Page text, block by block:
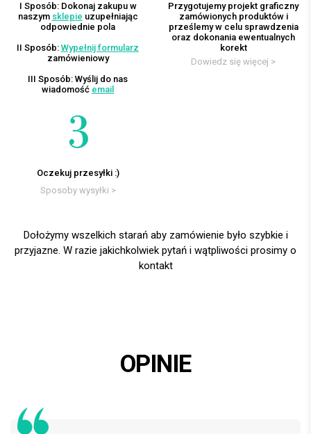
I Sposób: Dokonaj zakupu w
naszym sklepie uzupełniając
odpowiednie pola
II Sposób: Wypełnij formularz
zamówieniowy
III Sposób: Wyślij do nas
wiadomość email
Przygotujemy projekt graficzny
zamówionych produktów i
prześlemy w celu sprawdzenia
oraz dokonania ewentualnych
korekt
Dowiedz się więcej >
Oczekuj przesyłki :)
Sposoby wysyłki >
Dołożymy wszelkich starań aby zamówienie było szybkie i
przyjazne. W razie jakichkolwiek pytań i wątpliwości prosimy o
kontakt
OPINIE